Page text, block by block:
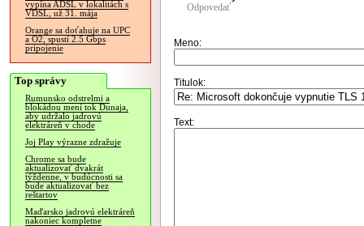
vypína ADSL v lokalitách s
VDSL, už 31. mája
Orange sa doťahuje na UPC
a O2, spustí 2.5 Gbps
pripojenie
Top správy
Rumunsko odstrelmi a
blokádou mení tok Dunaja,
aby udržalo jadrovú
elektráreň v chode
Joj Play výrazne zdražuje
Chrome sa bude
aktualizovať dvakrát
týždenne, v budúcnosti sa
bude aktualizovať bez
reštartov
Maďarsko jadrovú elektráreň
nakoniec kompletne
Odpovedať
Meno:
Titulok:
Text: